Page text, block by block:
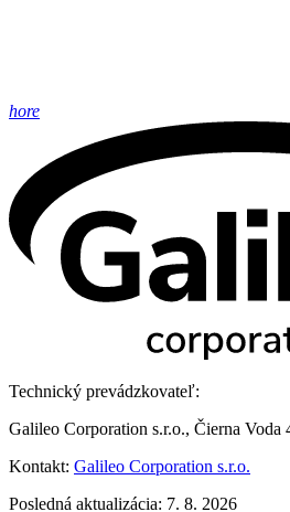
hore
Technický prevádzkovateľ:
Galileo Corporation s.r.o., Čierna Voda
Kontakt: Galileo Corporation s.r.o.
Posledná aktualizácia: 7. 8. 2026